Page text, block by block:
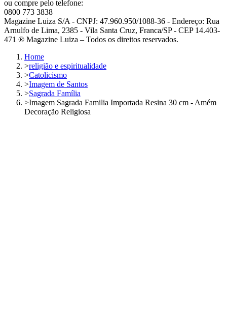
ou compre pelo telefone:
0800 773 3838
Magazine Luiza S/A - CNPJ: 47.960.950/1088-36 - Endereço: Rua
Arnulfo de Lima, 2385 - Vila Santa Cruz, Franca/SP - CEP 14.403-
471 ® Magazine Luiza – Todos os direitos reservados.
Home
>religião e espiritualidade
>Catolicismo
>Imagem de Santos
>Sagrada Família
>Imagem Sagrada Familia Importada Resina 30 cm - Amém
Decoração Religiosa